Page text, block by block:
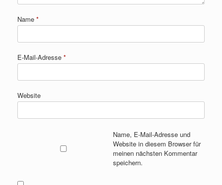
Name *
E-Mail-Adresse *
Website
Name, E-Mail-Adresse und
Website in diesem Browser für
meinen nächsten Kommentar
speichern.